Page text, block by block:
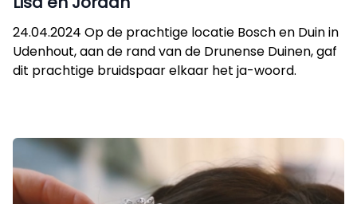
24.04.2024 Op de prachtige locatie Bosch en Duin in
Udenhout, aan de rand van de Drunense Duinen, gaf
dit prachtige bruidspaar elkaar het ja-woord.